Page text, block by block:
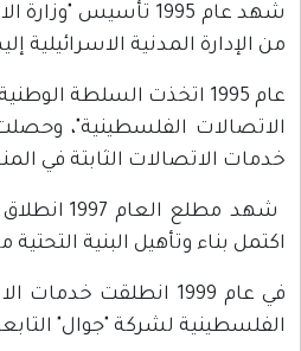
شهد عام 1995
من الإدارة المدنية الاسرائيلية
عام 1995 اتخذت
الاتصالات الفلسطينية"،
خدمات الاتصالات الثابتة في
شهد
اكتمل بناء وتأهيل البنية
في عام 1999
الفلسطينية لشركة "جوال"